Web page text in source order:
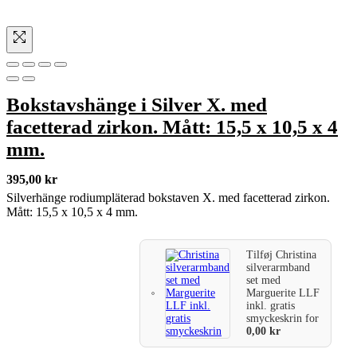
Bokstavshänge i Silver X. med
facetterad zirkon. Mått: 15,5 x 10,5 x 4
mm.
395,00 kr
Silverhänge rodiumpläterad bokstaven X. med facetterad zirkon.
Mått: 15,5 x 10,5 x 4 mm.
TilføjChristina
silverarmband
set med
Marguerite LLF
inkl. gratis
smyckeskrinfor
0,00kr